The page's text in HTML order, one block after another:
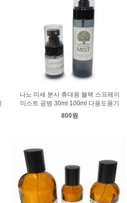
나노 미세 분사 휴대용 블랙 스프레이
미스트 공병 30ml 100ml 다용도용기
800원